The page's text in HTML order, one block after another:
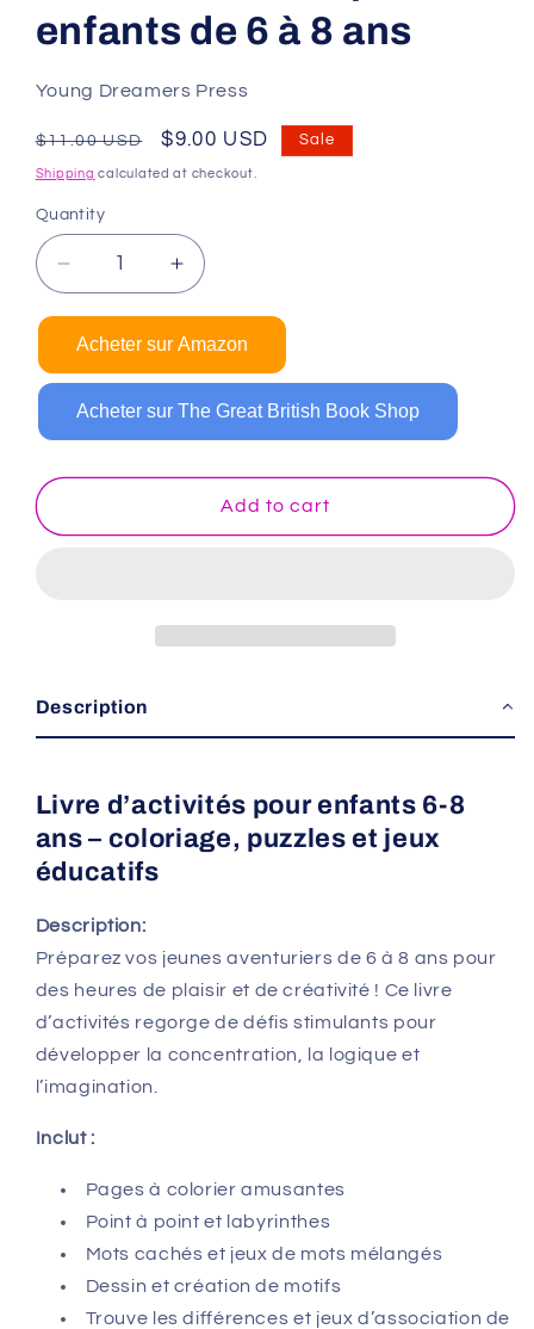
enfants de 6 à 8 ans
Young Dreamers Press
Regular
price
$11.00 USD
Sale
price
$9.00 USD Sale
Shipping calculated at checkout.
Quantity
Decrease
quantity
Livre
d&#39;activités
pour
6
8
Increase
quantity
Livre
d&#39;activités
pour
6
8
Acheter sur Amazon
Acheter sur The Great British Book Shop
Add to cart
Description
Livre d’activités pour enfants 6-8
ans – coloriage, puzzles et jeux
éducatifs
Description:
Préparez vos jeunes aventuriers de 6 à 8 ans pour
des heures de plaisir et de créativité ! Ce livre
d’activités regorge de défis stimulants pour
développer la concentration, la logique et
l’imagination.
Inclut :
Pages à colorier amusantes
Point à point et labyrinthes
Mots cachés et jeux de mots mélangés
Dessin et création de motifs
Trouve les différences et jeux d’association de